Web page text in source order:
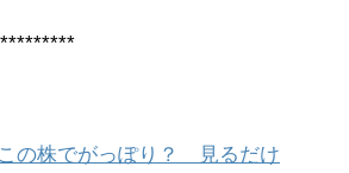
の株でがっぽり？ 見るだけ